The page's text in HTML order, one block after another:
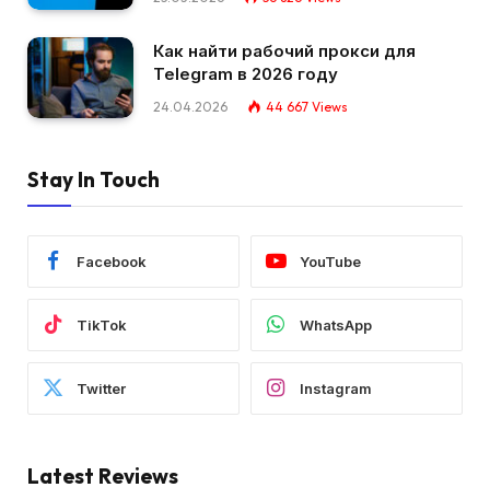
Как найти рабочий прокси для
Telegram в 2026 году
24.04.2026 44 667 Views
Stay In Touch
Facebook YouTube
TikTok WhatsApp
Twitter Instagram
Latest Reviews